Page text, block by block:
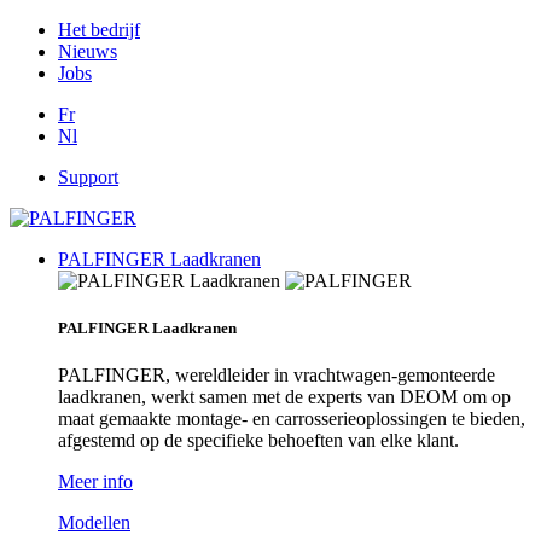
Het bedrijf
Nieuws
Jobs
Fr
Nl
Support
PALFINGER Laadkranen
PALFINGER Laadkranen
PALFINGER, wereldleider in vrachtwagen-gemonteerde
laadkranen, werkt samen met de experts van DEOM om op
maat gemaakte montage- en carrosserieoplossingen te bieden,
afgestemd op de specifieke behoeften van elke klant.
Meer info
Modellen